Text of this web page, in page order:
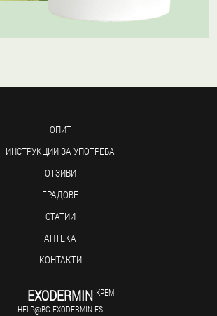
ОПИТ
ИНСТРУКЦИИ ЗА УПОТРЕБА
ОТЗИВИ
ГРАДОВЕ
СТАТИИ
АПТЕКА
КОНТАКТИ
EXODERMIN КРЕМ
HELP@BG.EXODERMIN.ES